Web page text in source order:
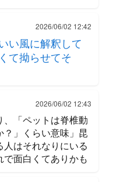
2026/06/02 12:42
い風に解釈して
て拗らせてそ
2026/06/02 12:43
、「ペットは脊椎動
」くらい意味」昆
はそれなりにいる
面白くてありかも